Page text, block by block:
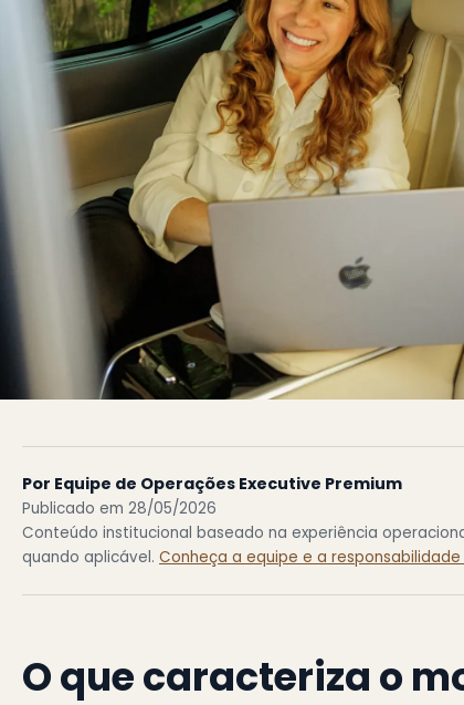
Por Equipe de Operações Executive Premium
Publicado em 28/05/2026
Conteúdo institucional baseado na experiência
quando aplicável. Conheça a equipe e a
O que caracteriza o